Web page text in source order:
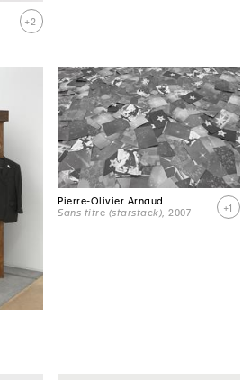
+2
Pierre-Olivier Arnaud
Sans titre (starstack) , 2007 +1